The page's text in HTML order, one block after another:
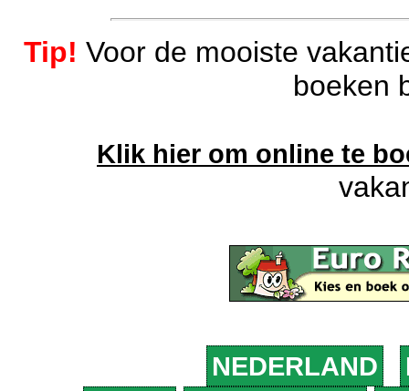
Tip! Voor de mooiste
boeken
Klik hier om online te
NEDERLAND